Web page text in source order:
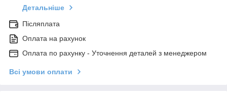
Детальніше
Післяплата
Оплата на рахунок
Оплата по рахунку - Уточнення деталей з менеджером
Всі умови оплати